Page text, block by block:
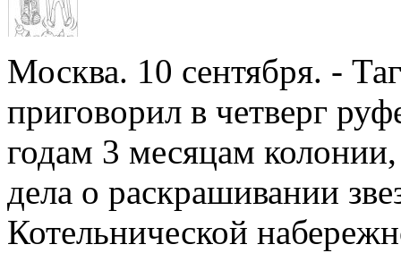
Москва. 10 сентября. -
приговорил в четверг
годам 3 месяцам
дела о раскрашивании
Котельнической